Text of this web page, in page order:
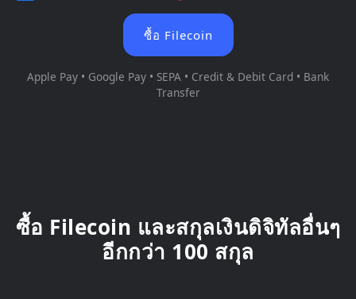
ซื้อ Filecoin
Apple Pay • Google Pay • SEPA • Credit & Debit Card • Bank
Transfer
ซื้อ Filecoin และสกุลเงินดิจิทัลอื่นๆ
อีกกว่า 100 สกุล